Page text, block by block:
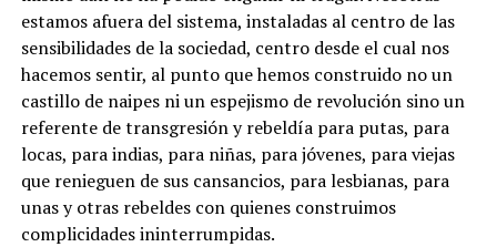
estamos afuera del sistema, instaladas al centro de las
sensibilidades de la sociedad, centro desde el cual nos
hacemos sentir, al punto que hemos construido no un
castillo de naipes ni un espejismo de revolución sino un
referente de transgresión y rebeldía para putas, para
locas, para indias, para niñas, para jóvenes, para viejas
que renieguen de sus cansancios, para lesbianas, para
unas y otras rebeldes con quienes construimos
complicidades ininterrumpidas.